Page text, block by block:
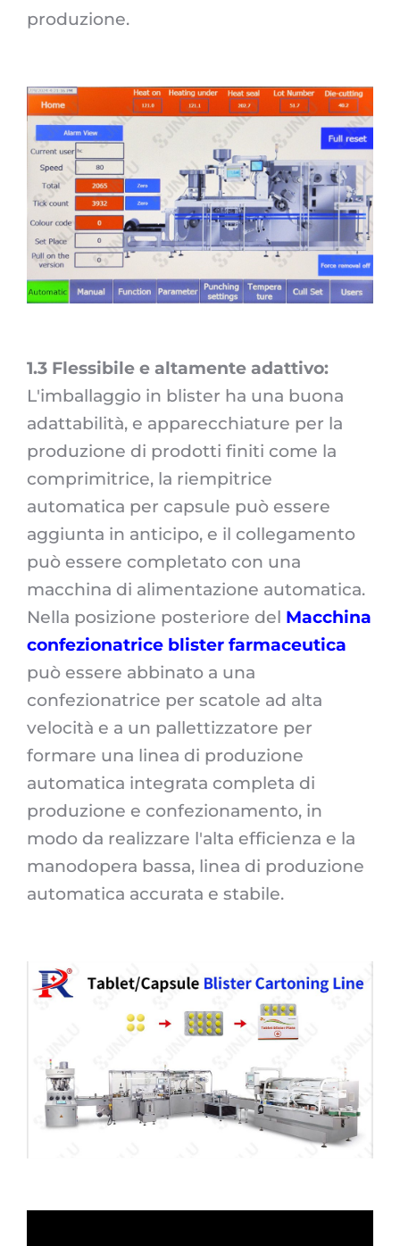
produzione.
1.3 Flessibile e altamente adattivo:
L'imballaggio in blister ha una buona
adattabilità, e apparecchiature per la
produzione di prodotti finiti come la
comprimitrice, la riempitrice
automatica per capsule può essere
aggiunta in anticipo, e il collegamento
può essere completato con una
macchina di alimentazione automatica.
Nella posizione posteriore del Macchina
confezionatrice blister farmaceutica
può essere abbinato a una
confezionatrice per scatole ad alta
velocità e a un pallettizzatore per
formare una linea di produzione
automatica integrata completa di
produzione e confezionamento, in
modo da realizzare l'alta efficienza e la
manodopera bassa, linea di produzione
automatica accurata e stabile.